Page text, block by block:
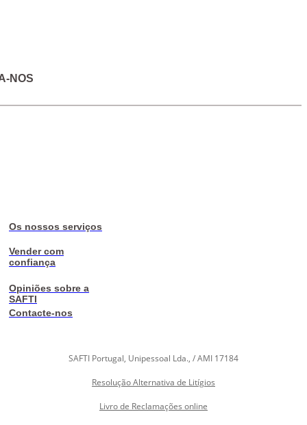
NOS
Os nossos serviços
Vender com
confiança
Opiniões sobre a
SAFTI
Contacte-nos
SAFTI Portugal, Unipessoal Lda., / AMI 17184
Resolução Alternativa de Litígios
Livro de Reclamações online